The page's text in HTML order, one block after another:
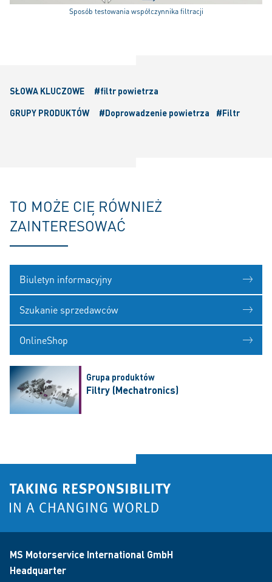
Sposób testowania współczynnika filtracji
SŁOWA KLUCZOWE
#filtr powietrza
GRUPY PRODUKTÓW
#Doprowadzenie powietrza #Filtr
TO MOŻE CIĘ RÓWNIEŻ
ZAINTERESOWAĆ
Biuletyn informacyjny
Szukanie sprzedawców
OnlineShop
Grupa produktów
Filtry (Mechatronics)
MS Motorservice International GmbH
Headquarter